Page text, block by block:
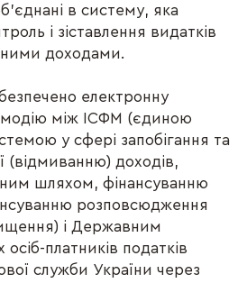
в систему, яка
і зіставлення видатків
доходами.
електронну
між ІСФМ (єдиною
у сфері запобігання та
(відмиванню) доходів,
шляхом, фінансуванню
розповсюдження
і Державним
платників податків
служби України через